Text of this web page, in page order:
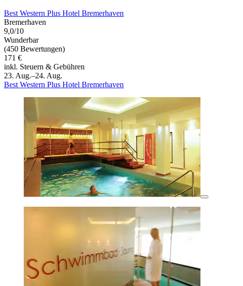
Best Western Plus Hotel Bremerhaven
Bremerhaven
9,0/10
Wunderbar
(450 Bewertungen)
171 €
inkl. Steuern & Gebühren
23. Aug.–24. Aug.
Best Western Plus Hotel Bremerhaven